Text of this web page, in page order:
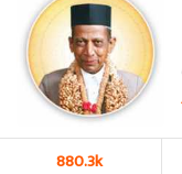
880.3k